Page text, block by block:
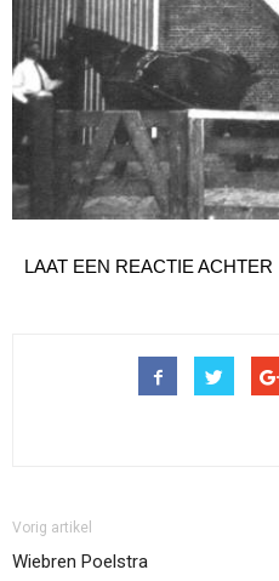
LAAT EEN REACTIE ACHTER
Vorig artikel
Wiebren Poelstra